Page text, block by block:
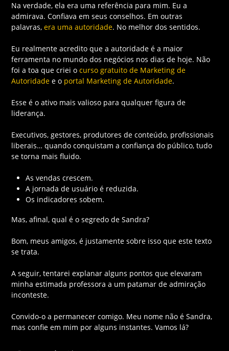
Na verdade, ela era uma referência para mim. Eu a
admirava. Confiava em seus conselhos. Em outras
palavras,era uma autoridade. No melhor dos sentidos.
Eu realmente acredito que a autoridade é a maior
ferramenta no mundo dos negócios nos dias de hoje. Não
foi a toa que criei ocurso gratuito de Marketing de
Autoridade e o portal Marketing de Autoridade.
Esse é o ativo mais valioso para qualquer figura de
liderança.
Executivos, gestores, produtores de conteúdo, profissionais
liberais… quando conquistam a confiança do público, tudo
se torna mais fluido.
As vendas crescem.
A jornada de usuário é reduzida.
Os indicadores sobem.
Mas, afinal, qual é o segredo de Sandra?
Bom, meus amigos, é justamente sobre isso que este texto
se trata.
A seguir, tentarei explanar alguns pontos que elevaram
minha estimada professora a um patamar de admiração
inconteste.
Convido-o a permanecer comigo. Meu nome não é Sandra,
mas confie em mim por alguns instantes. Vamos lá?